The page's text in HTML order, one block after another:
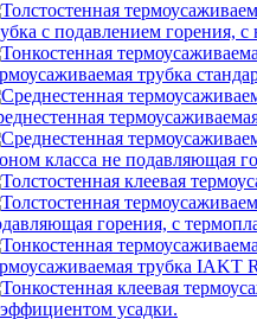
c подавлением горения,
трубка
класса не подавляющая
горения, с
трубка IAKT